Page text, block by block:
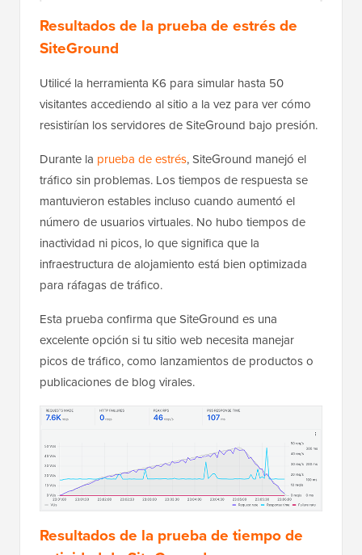
Resultados de la prueba de estrés de
SiteGround
Utilicé la herramienta K6 para simular hasta 50
visitantes accediendo al sitio a la vez para ver cómo
resistirían los servidores de SiteGround bajo presión.
Durante la prueba de estrés, SiteGround manejó el
tráfico sin problemas. Los tiempos de respuesta se
mantuvieron estables incluso cuando aumentó el
número de usuarios virtuales. No hubo tiempos de
inactividad ni picos, lo que significa que la
infraestructura de alojamiento está bien optimizada
para ráfagas de tráfico.
Esta prueba confirma que SiteGround es una
excelente opción si tu sitio web necesita manejar
picos de tráfico, como lanzamientos de productos o
publicaciones de blog virales.
Resultados de la prueba de tiempo de